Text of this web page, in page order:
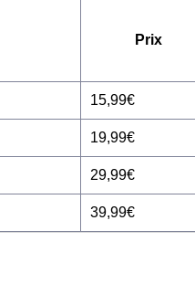
Prix
15,99€
19,99€
29,99€
39,99€